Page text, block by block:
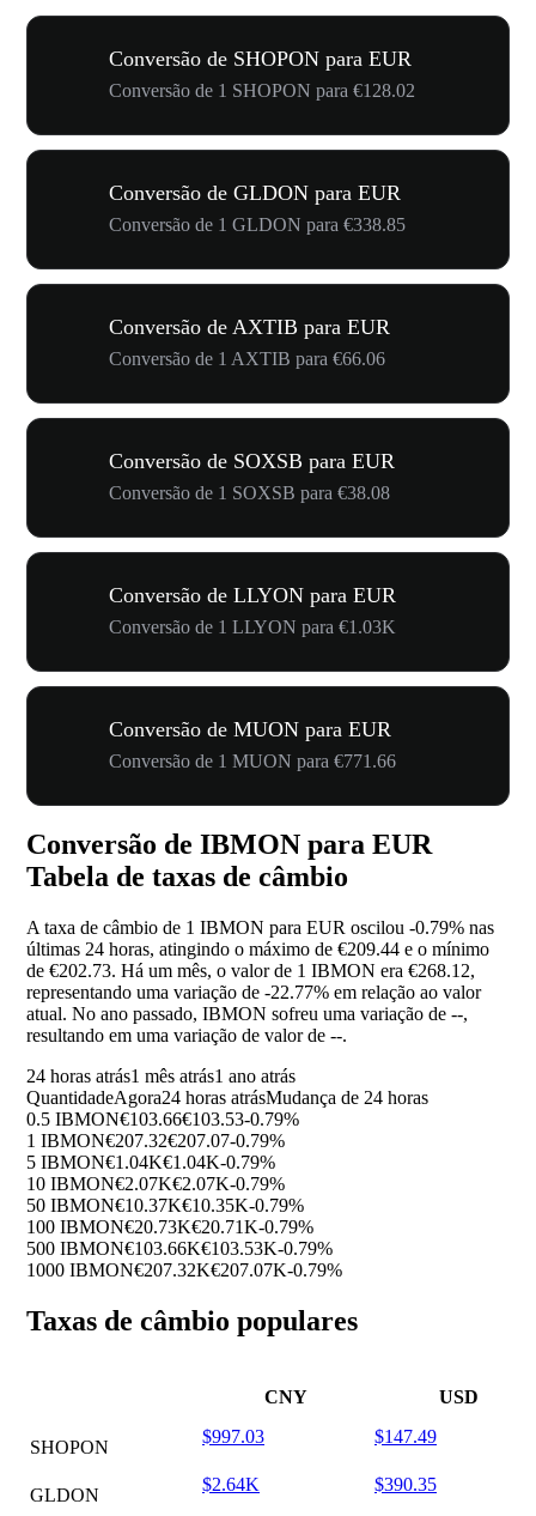
Conversão de SHOPON para EUR
Conversão de 1 SHOPON para €128.02
Conversão de GLDON para EUR
Conversão de 1 GLDON para €338.85
Conversão de AXTIB para EUR
Conversão de 1 AXTIB para €66.06
Conversão de SOXSB para EUR
Conversão de 1 SOXSB para €38.08
Conversão de LLYON para EUR
Conversão de 1 LLYON para €1.03K
Conversão de MUON para EUR
Conversão de 1 MUON para €771.66
Conversão de IBMON para EUR
Tabela de taxas de câmbio
A taxa de câmbio de 1 IBMON para EUR oscilou -0.79% nas
últimas 24 horas, atingindo o máximo de €209.44 e o mínimo
de €202.73. Há um mês, o valor de 1 IBMON era €268.12,
representando uma variação de -22.77% em relação ao valor
atual. No ano passado, IBMON sofreu uma variação de --,
resultando em uma variação de valor de --.
24 horas atrás1 mês atrás1 ano atrás
QuantidadeAgora24 horas atrásMudança de 24 horas
0.5 IBMON€103.66€103.53-0.79%
1 IBMON€207.32€207.07-0.79%
5 IBMON€1.04K€1.04K-0.79%
10 IBMON€2.07K€2.07K-0.79%
50 IBMON€10.37K€10.35K-0.79%
100 IBMON€20.73K€20.71K-0.79%
500 IBMON€103.66K€103.53K-0.79%
1000 IBMON€207.32K€207.07K-0.79%
Taxas de câmbio populares
CNY USD
SHOPON
$997.03 $147.49
GLDON
$2.64K $390.35